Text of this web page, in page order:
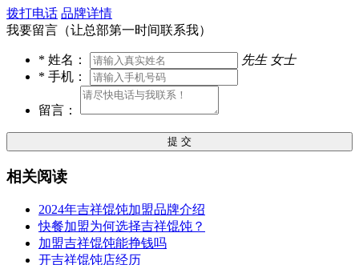
拨打电话 品牌详情
我要留言（让总部第一时间联系我）
* 姓名： 先生 女士
* 手机：
留言：
提 交
相关阅读
2024年吉祥馄饨加盟品牌介绍
快餐加盟为何选择吉祥馄饨？
加盟吉祥馄饨能挣钱吗
开吉祥馄饨店经历